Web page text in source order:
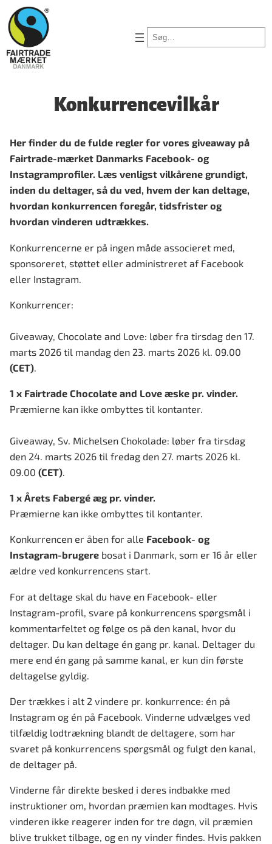
Spring
til
indhold
Søg
Konkurrencevilkår
Her finder du de fulde regler for vores giveaway på
Fairtrade-mærket Danmarks Facebook- og
Instagramprofiler. Læs venligst vilkårene grundigt,
inden du deltager, så du ved, hvem der kan deltage,
hvordan konkurrencen foregår, tidsfrister og
hvordan vinderen udtrækkes.
Konkurrencerne er på ingen måde associeret med,
sponsoreret, støttet eller administreret af Facebook
eller Instagram.
Konkurrencer:
Giveaway, Chocolate and Love: løber fra tirsdag den 17.
marts 2026 til mandag den 23. marts 2026 kl. 09.00
(CET)
1 x Fairtrade Chocolate and Love æske pr. vinder.
Præmierne kan ikke ombyttes til kontanter.
Giveaway, Sv. Michelsen Chokolade: løber fra tirsdag
den 24. marts 2026 til fredag den 27. marts 2026 kl.
09.00 (CET).
1 x Årets Fabergé æg pr. vinder.
Præmierne kan ikke ombyttes til kontanter.
Konkurrencen er åben for alle Facebook- og
Instagram-brugere bosat i Danmark, som er 16 år eller
ældre ved konkurrencens start.
For at deltage skal du have en Facebook- eller
Instagram-profil, svare på konkurrencens spørgsmål i
kommentarfeltet og følge os på den kanal, hvor du
deltager. Du kan deltage én gang pr. kanal. Deltager du
mere end én gang på samme kanal, er kun din første
deltagelse gyldig.
Der trækkes i alt 2 vindere pr. konkurrence: én på
Instagram og én på Facebook. Vinderne udvælges ved
tilfældig lodtrækning blandt de deltagere, som har
svaret på konkurrencens spørgsmål og fulgt den kanal,
de deltager på.
Vinderne får direkte besked i deres indbakke med
instruktioner om, hvordan præmien kan modtages. Hvis
vinderen ikke reagerer inden for tre døgn, vil præmien
blive trukket tilbage, og en ny vinder findes. Hvis pakken